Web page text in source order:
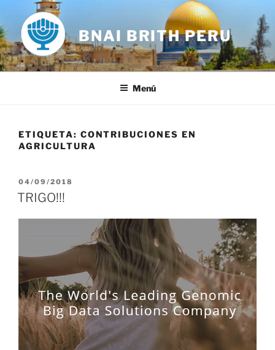
contenido
BNAI BRITH PERU
Menú
ETIQUETA: CONTRIBUCIONES EN
AGRICULTURA
PUBLICADO
EL
04/09/2018
TRIGO!!!